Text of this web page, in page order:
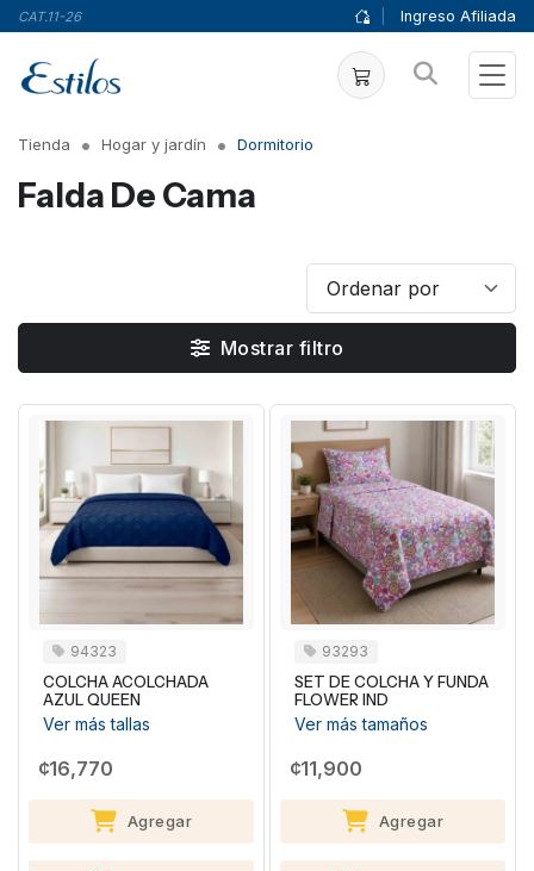
CAT.11-26 Ingreso Afiliada
Tienda Hogar y jardín Dormitorio
Falda De Cama
Mostrar filtro
94323
COLCHA ACOLCHADA
AZUL QUEEN
Ver más tallas
¢16,770
Agregar
93293
SET DE COLCHA Y FUNDA
FLOWER IND
Ver más tamaños
¢11,900
Agregar